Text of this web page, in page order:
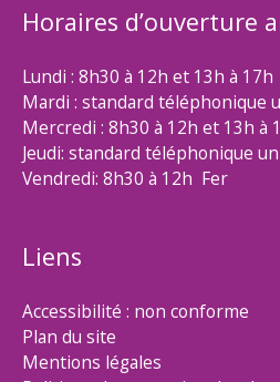
Horaires d’ouverture
Lundi : 8h30 à 12h et 13h à 17h
Mardi : standard téléphonique
Mercredi : 8h30 à 12h et 13h à
Jeudi: standard téléphonique
Vendredi: 8h30 à 12h Fer
Liens
Accessibilité : non conforme
Plan du site
Mentions légales